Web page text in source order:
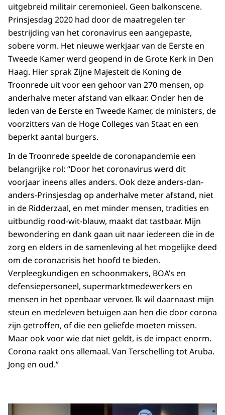
uitgebreid militair ceremonieel. Geen balkonscene.
Prinsjesdag 2020 had door de maatregelen ter
bestrijding van het coronavirus een aangepaste,
sobere vorm. Het nieuwe werkjaar van de Eerste en
Tweede Kamer werd geopend in de Grote Kerk in Den
Haag. Hier sprak Zijne Majesteit de Koning de
Troonrede uit voor een gehoor van 270 mensen, op
anderhalve meter afstand van elkaar. Onder hen de
leden van de Eerste en Tweede Kamer, de ministers, de
voorzitters van de Hoge Colleges van Staat en een
beperkt aantal burgers.
In de Troonrede speelde de coronapandemie een
belangrijke rol: “Door het coronavirus werd dit
voorjaar ineens alles anders. Ook deze anders-dan-
anders-Prinsjesdag op anderhalve meter afstand, niet
in de Ridderzaal, en met minder mensen, tradities en
uitbundig rood-wit-blauw, maakt dat tastbaar. Mijn
bewondering en dank gaan uit naar iedereen die in de
zorg en elders in de samenleving al het mogelijke deed
om de coronacrisis het hoofd te bieden.
Verpleegkundigen en schoonmakers, BOA’s en
defensiepersoneel, supermarktmedewerkers en
mensen in het openbaar vervoer. Ik wil daarnaast mijn
steun en medeleven betuigen aan hen die door corona
zijn getroffen, of die een geliefde moeten missen.
Maar ook voor wie dat niet geldt, is de impact enorm.
Corona raakt ons allemaal. Van Terschelling tot Aruba.
Jong en oud.”